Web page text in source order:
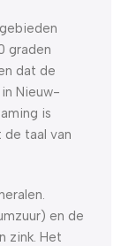
graden
dat de
Nieuw-
is
de taal van
en de
zink. Het